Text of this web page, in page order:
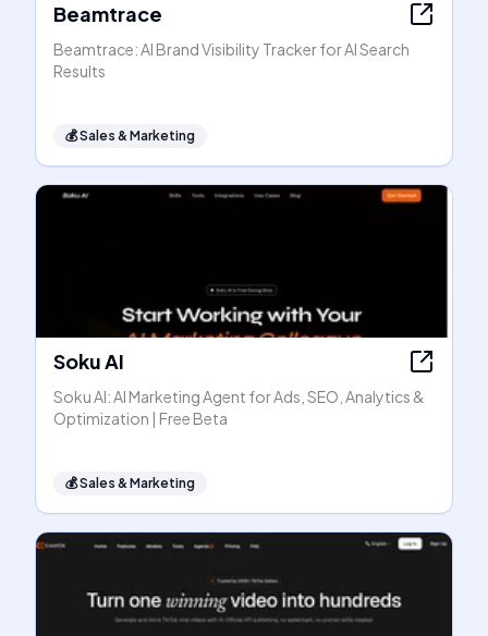
Beamtrace
Beamtrace: AI Brand Visibility Tracker for AI Search
Results
💰Sales & Marketing
Soku AI
Soku AI: AI Marketing Agent for Ads, SEO, Analytics &
Optimization | Free Beta
💰Sales & Marketing